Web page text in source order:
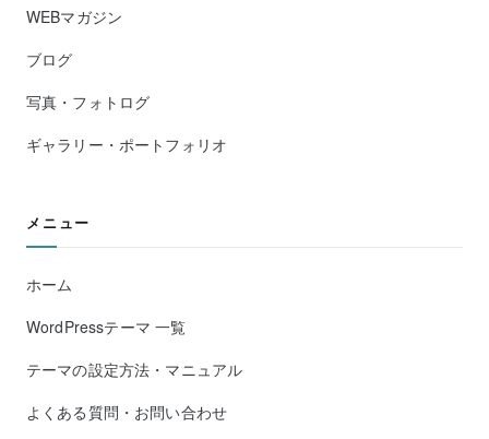
WEBマガジン
ブログ
写真・フォトログ
ギャラリー・ポートフォリオ
メニュー
ホーム
WordPressテーマ 一覧
テーマの設定方法・マニュアル
よくある質問・お問い合わせ